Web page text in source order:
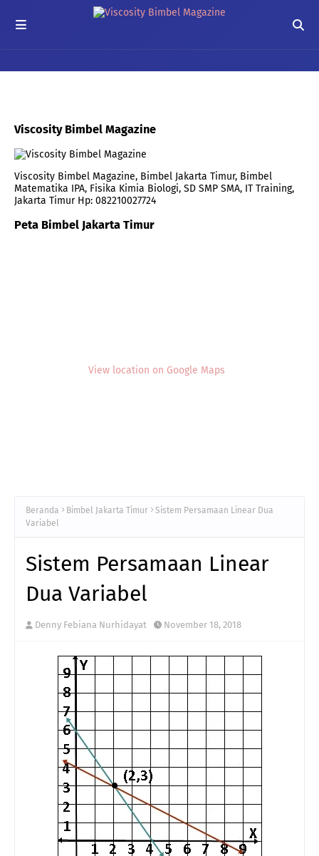
Viscosity Bimbel Magazine
Viscosity Bimbel Magazine, Bimbel Jakarta Timur, Bimbel
Matematika IPA, Fisika Kimia Biologi, SD SMP SMA, IT Training,
Jakarta Timur Hp: 082210027724
Peta Bimbel Jakarta Timur
View location on Google Maps
Beranda Bimbel Jakarta Timur
Sistem Persamaan Linear Dua
Variabel
Sistem Persamaan Linear
Dua Variabel
Denny Febiana Nurhidayat November 18, 2018